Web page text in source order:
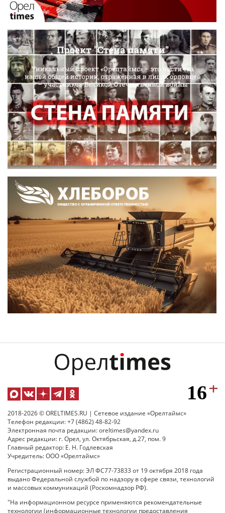
2018-2026 © ORELTIMES.RU | Сетевое издание «Орелтаймс»
Телефон редакции: +7 (4862) 48-82-92
Электронная почта редакции: oreltimes@yandex.ru
Адрес редакции: г. Орел, ул. Октябрьская, д.27, пом. 9
Главный редактор: Е. Н. Годлевская
Учредитель: ООО «Орелтаймс»
Регистрационный номер: ЭЛ ФС77-73833 от 19 октября 2018 года
выдано Федеральной службой по надзору в сфере связи, технологий
и массовых коммуникаций (Роскомнадзор РФ).
"На информационном ресурсе применяются рекомендательные
технологии (информационные технологии предоставления